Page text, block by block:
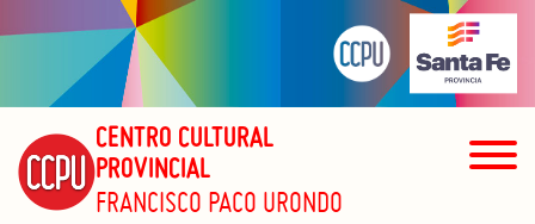
CENTRO CULTURAL
PROVINCIAL
FRANCISCO PACO URONDO